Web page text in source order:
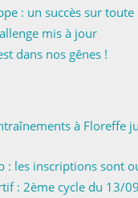
: un succès sur
mis à jour
dans nos gênes !
à Floreffe
: les inscriptions sont
: 2ème cycle du 13/